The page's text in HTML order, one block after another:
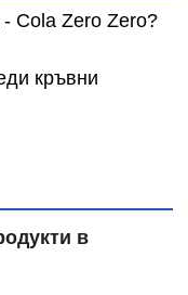
Cola Zero Zero?
кръвни
в